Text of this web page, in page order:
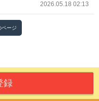
高設定スケジュール
ブログ
2026.05.18 02:13
ページ
録